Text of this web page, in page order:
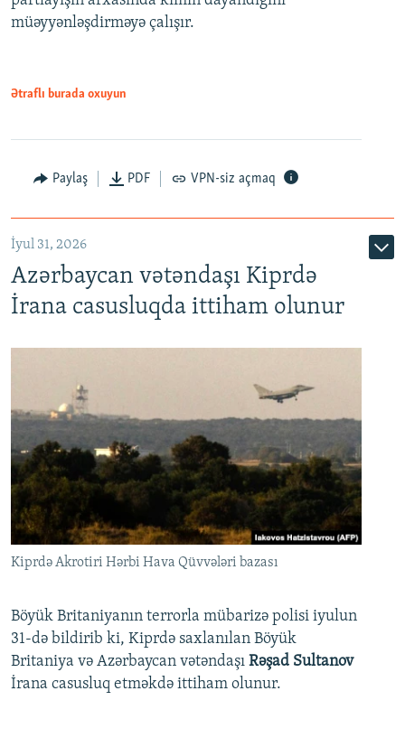
müəyyənləşdirməyə çalışır.
Ətraflı burada oxuyun
Paylaş PDF VPN-siz açmaq
İyul 31, 2026
Azərbaycan vətəndaşı Kiprdə
İrana casusluqda ittiham olunur
Kiprdə Akrotiri Hərbi Hava Qüvvələri bazası
Böyük Britaniyanın terrorla mübarizə polisi iyulun
31-də bildirib ki, Kiprdə saxlanılan Böyük
Britaniya və Azərbaycan vətəndaşı Rəşad Sultanov
İrana casusluq etməkdə ittiham olunur.